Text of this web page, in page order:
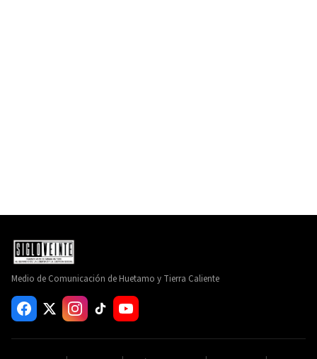
Medio de Comunicación de Huetamo y Tierra Caliente